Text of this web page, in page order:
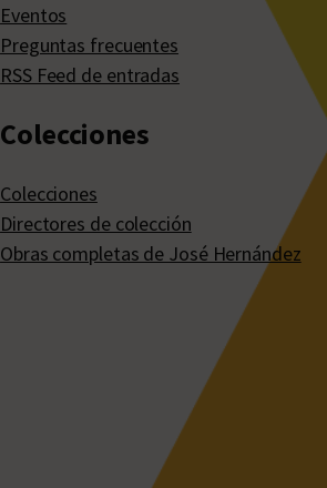
Eventos
Preguntas frecuentes
RSS Feed de entradas
Colecciones
Colecciones
Directores de colección
Obras completas de José Hernández